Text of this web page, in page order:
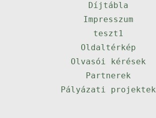
Díjtábla
Impresszum
teszt1
Oldaltérkép
Olvasói kérések
Partnerek
Pályázati projektek